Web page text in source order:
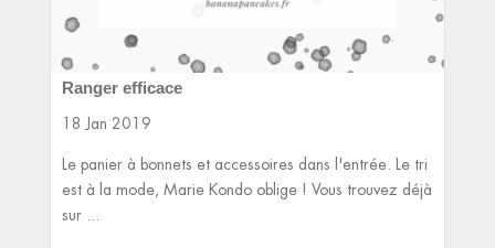
Ranger efficace
18 Jan 2019
Le panier à bonnets et accessoires dans l'entrée. Le tri
est à la mode, Marie Kondo oblige ! Vous trouvez déjà
sur ...